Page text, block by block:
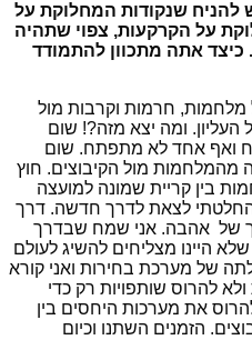
להניח שנקודות המחלוקת על
על הקרקעות, צפוי שתהיה
אתה מתכוון להתמודד
מלחמות, חרמות וקרבות מול
העליון. ומה יצא מזה?! שום
ואף אחד לא מתפתח. שום
מהמלחמות מול הקיבוצים. חוץ
בין קריית שמונה למועצה
החלטתי לצאת לדרך חדשה. דרך
של אהבה. אני שמח שבדרך
היינו מצליחים להשיג לעולם
של מערכת בחירות ואני קורא
להרוס שותפויות רק כדי
את מערכות היחסים בין
הזמנים השתנו וכיום